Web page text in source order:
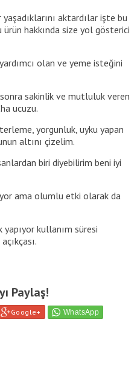
aktardılar işte bu
ürün hakkında size yol gösterici
olan ve yeme isteğini
sakinlik ve mutluluk veren
ucuzu.
yorgunluk, uyku yapan
altını çizelim.
biri diyebilirim beni iyi
ama olumlu etki olarak da
kullanım süresi
Paylaş!
Google+